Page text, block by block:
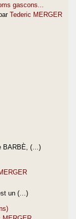
gascons...
Tederic MERGER
BARBÈ, (…)
un (…)